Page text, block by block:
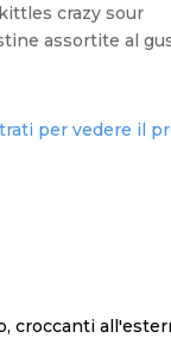
crazy sour
assortite al
per vedere il
croccanti